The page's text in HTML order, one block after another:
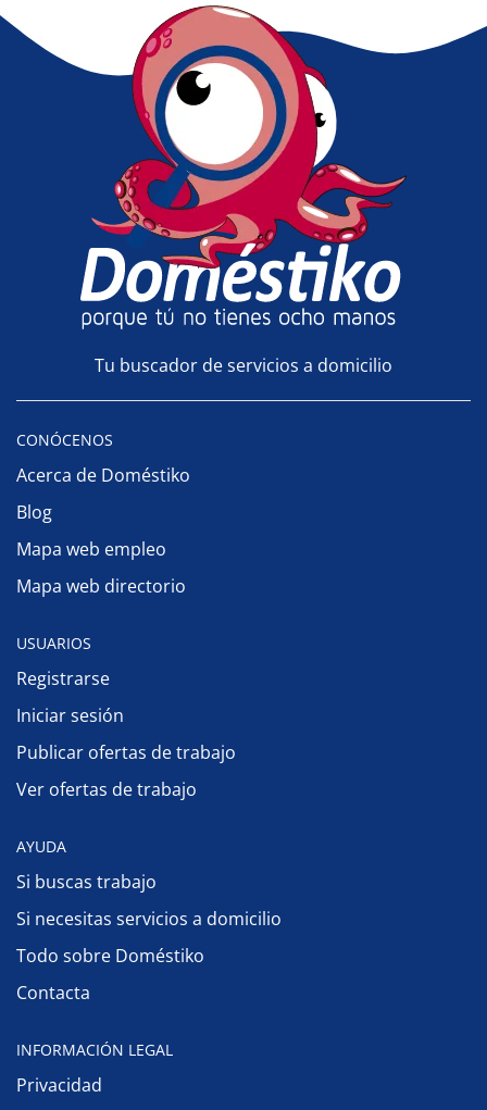
Tu buscador de servicios a domicilio
CONÓCENOS
Acerca de Doméstiko
Blog
Mapa web empleo
Mapa web directorio
USUARIOS
Registrarse
Iniciar sesión
Publicar ofertas de trabajo
Ver ofertas de trabajo
AYUDA
Si buscas trabajo
Si necesitas servicios a domicilio
Todo sobre Doméstiko
Contacta
INFORMACIÓN LEGAL
Privacidad